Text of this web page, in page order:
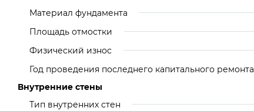
Материал фундамента
Площадь отмостки
Физический износ
Год проведения последнего капитального ремонта
Внутренние стены
Тип внутренних стен